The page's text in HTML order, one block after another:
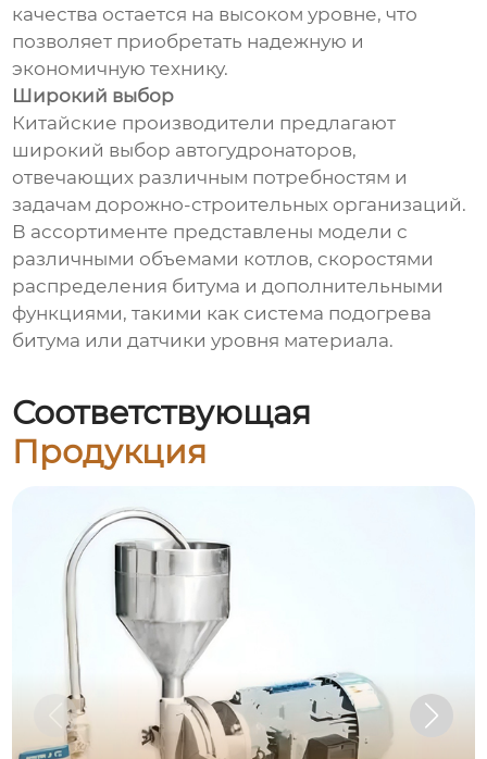
качества остается на высоком уровне, что
позволяет приобретать надежную и
экономичную технику.
Широкий выбор
Китайские производители предлагают
широкий выбор автогудронаторов,
отвечающих различным потребностям и
задачам дорожно-строительных организаций.
В ассортименте представлены модели с
различными объемами котлов, скоростями
распределения битума и дополнительными
функциями, такими как система подогрева
битума или датчики уровня материала.
Соответствующая
Продукция